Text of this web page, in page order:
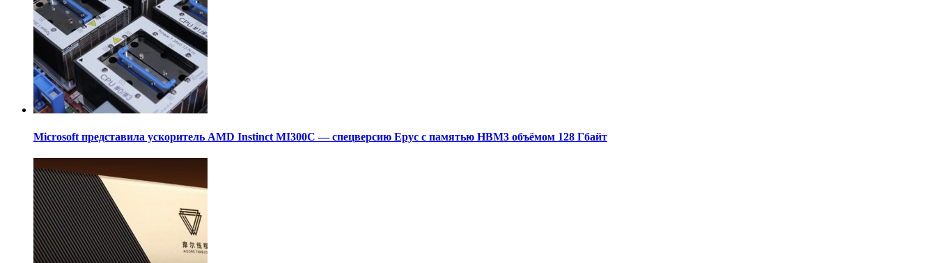
Microsoft представила ускоритель AMD Instinct MI300C — спецверсию Epyc с памятью HBM3 объёмом 128 Гбайт